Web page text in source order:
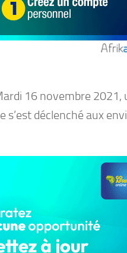
16 novembre 2021,
s’est déclenché aux